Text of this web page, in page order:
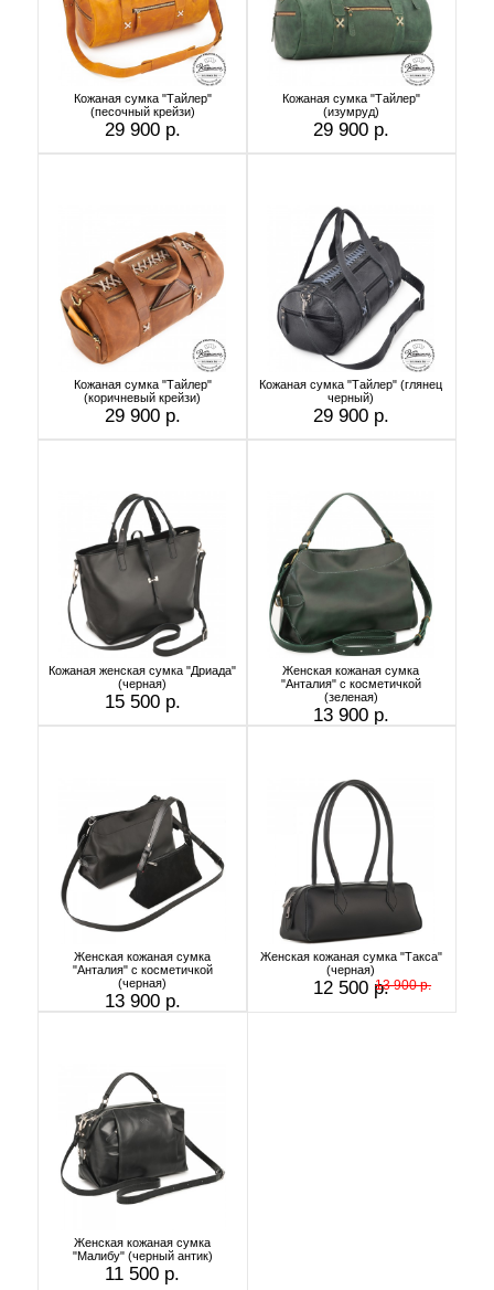
Кожаная сумка "Тайлер"
(песочный крейзи)
29 900 р.
Кожаная сумка "Тайлер"
(изумруд)
29 900 р.
Кожаная сумка "Тайлер"
(коричневый крейзи)
29 900 р.
Кожаная сумка "Тайлер" (глянец
черный)
29 900 р.
Кожаная женская сумка "Дриада"
(черная)
15 500 р.
Женская кожаная сумка
"Анталия" с косметичкой
(зеленая)
13 900 р.
Женская кожаная сумка
"Анталия" с косметичкой
(черная)
13 900 р.
Женская кожаная сумка "Такса"
(черная)
12 500 р.13 900 р.
Женская кожаная сумка
"Малибу" (черный антик)
11 500 р.